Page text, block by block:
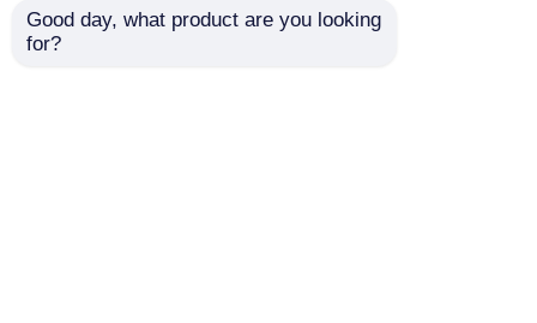
Good day, what product are you looking
for?